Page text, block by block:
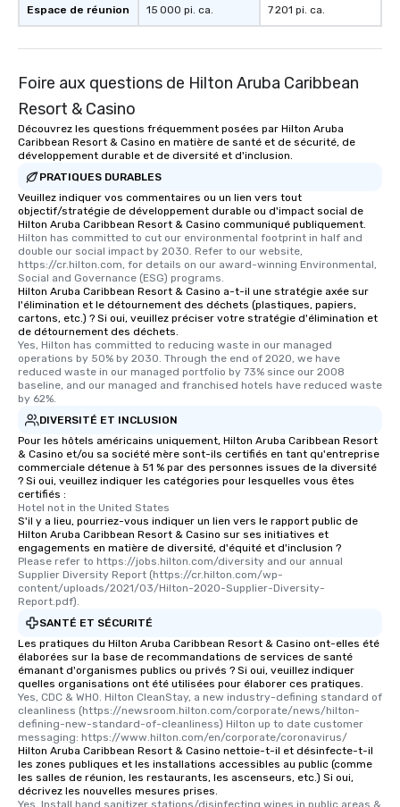
Espace de réunion 15 000 pi. ca. 7 201 pi. ca.
Foire aux questions de Hilton Aruba Caribbean
Resort & Casino
Découvrez les questions fréquemment posées par Hilton Aruba
Caribbean Resort & Casino en matière de santé et de sécurité, de
développement durable et de diversité et d'inclusion.
PRATIQUES DURABLES
Veuillez indiquer vos commentaires ou un lien vers tout
objectif/stratégie de développement durable ou d'impact social de
Hilton Aruba Caribbean Resort & Casino communiqué publiquement.
Hilton has committed to cut our environmental footprint in half and
double our social impact by 2030. Refer to our website,
https://cr.hilton.com, for details on our award-winning Environmental,
Social and Governance (ESG) programs.
Hilton Aruba Caribbean Resort & Casino a-t-il une stratégie axée sur
l'élimination et le détournement des déchets (plastiques, papiers,
cartons, etc.) ? Si oui, veuillez préciser votre stratégie d'élimination et
de détournement des déchets.
Yes, Hilton has committed to reducing waste in our managed
operations by 50% by 2030. Through the end of 2020, we have
reduced waste in our managed portfolio by 73% since our 2008
baseline, and our managed and franchised hotels have reduced waste
by 62%.
DIVERSITÉ ET INCLUSION
Pour les hôtels américains uniquement, Hilton Aruba Caribbean Resort
& Casino et/ou sa société mère sont-ils certifiés en tant qu'entreprise
commerciale détenue à 51 % par des personnes issues de la diversité
? Si oui, veuillez indiquer les catégories pour lesquelles vous êtes
certifiés :
Hotel not in the United States
S'il y a lieu, pourriez-vous indiquer un lien vers le rapport public de
Hilton Aruba Caribbean Resort & Casino sur ses initiatives et
engagements en matière de diversité, d'équité et d'inclusion ?
Please refer to https://jobs.hilton.com/diversity and our annual
Supplier Diversity Report (https://cr.hilton.com/wp-
content/uploads/2021/03/Hilton-2020-Supplier-Diversity-
Report.pdf).
SANTÉ ET SÉCURITÉ
Les pratiques du Hilton Aruba Caribbean Resort & Casino ont-elles été
élaborées sur la base de recommandations de services de santé
émanant d'organismes publics ou privés ? Si oui, veuillez indiquer
quelles organisations ont été utilisées pour élaborer ces pratiques.
Yes, CDC & WHO. Hilton CleanStay, a new industry-defining standard of
cleanliness (https://newsroom.hilton.com/corporate/news/hilton-
defining-new-standard-of-cleanliness) Hilton up to date customer
messaging: https://www.hilton.com/en/corporate/coronavirus/
Hilton Aruba Caribbean Resort & Casino nettoie-t-il et désinfecte-t-il
les zones publiques et les installations accessibles au public (comme
les salles de réunion, les restaurants, les ascenseurs, etc.) Si oui,
décrivez les nouvelles mesures prises.